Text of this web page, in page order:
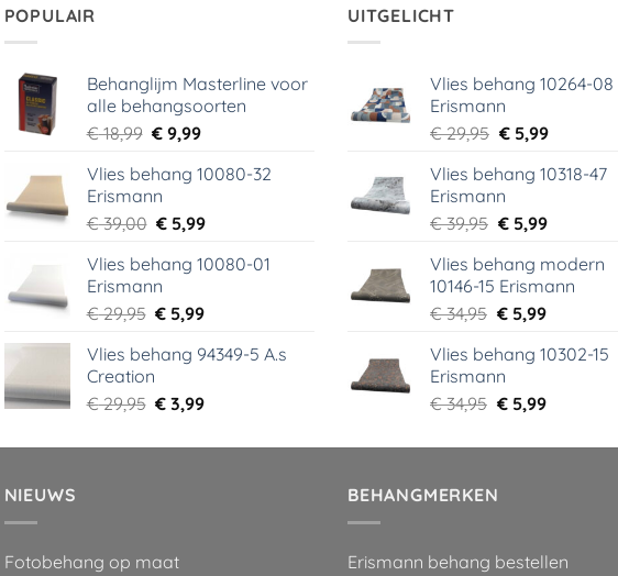
POPULAIR
Behanglijm Masterline voor
alle behangsoorten
€18,99 Oorspronkelijke
was:
€ 18,99.
€ 9,99Huidige
is:
Vlies behang 10080-32
Erismann
€39,00 Oorspronkelijke
was:
€ 39,00.
€ 5,99Huidige
is:
Vlies behang 10080-01
Erismann
€29,95 Oorspronkelijke
was:
€ 5,99Huidige
is:
Vlies behang 94349-5 A.s
Creation
€29,95 Oorspronkelijke
was:
€ 3,99Huidige
is:
UITGELICHT
Vlies behang 10264-08
Erismann
€29,95 Oorspronkelijke
was:
€ 29,95.
€5,99Huidige
is:
Vlies behang 10318-47
Erismann
€39,95 Oorspronkelijke
was:
€ 39,95.
€5,99Huidige
is:
€ 5,99.
Vlies behang modern
10146-15 Erismann
€34,95 Oorspronkelijke
was:
€ 34,95.
€5,99Huidige
is:
Vlies behang 10302-15
Erismann
€34,95 Oorspronkelijke
was:
€5,99Huidige
is:
NIEUWS
Fotobehang op maat
BEHANGMERKEN
Erismann behang bestellen